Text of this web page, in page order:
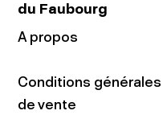
du Faubourg
A propos
Conditions générales
de vente